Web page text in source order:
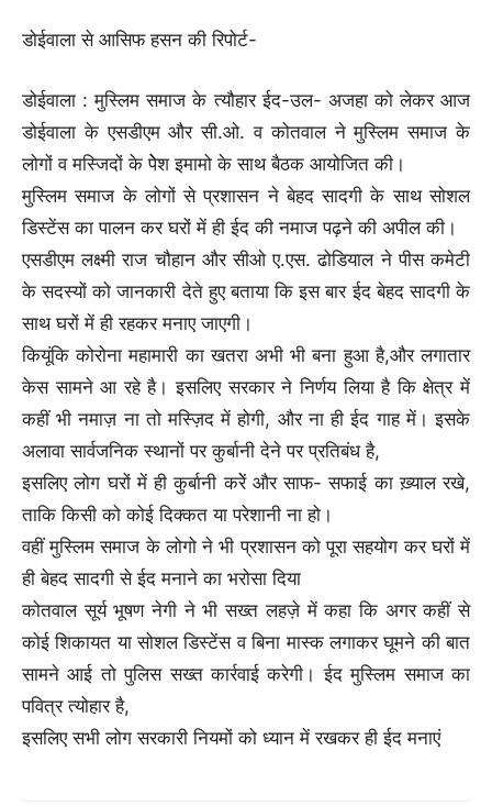
डोईवाला से आसिफ हसन की रिपोर्ट-
डोईवाला : मुस्लिम समाज के त्यौहार ईद-उल- अजहा को लेकर आज
डोईवाला के एसडीएम और सी.ओ. व कोतवाल ने मुस्लिम समाज के
लोगों व मस्जिदों के पेेेश इमामो के साथ बैठक आयोजित की।
मुस्लिम समाज के लोगों से प्रशासन ने बेहद सादगी के साथ सोशल
डिस्टेंस का पालन कर घरों में ही ईद की नमाज पढ़ने की अपील की।
एसडीएम लक्ष्मी राज चौहान और सीओ ए.एस. ढोडियाल ने पीस कमेटी
के सदस्यों को जानकारी देते हुए बताया कि इस बार ईद बेहद सादगी के
साथ घरों में ही रहकर मनाए जाएगी।
कियूंकि कोरोना महामारी का खतरा अभी भी बना हुआ है,और लगातार
केस सामने आ रहे है। इसलिए सरकार ने निर्णय लिया है कि क्षेत्र में
कहीं भी नमाज़ ना तो मस्ज़िद में होगी, और ना ही ईद गाह में। इसके
अलावा सार्वजनिक स्थानों पर कुर्बानी देने पर प्रतिबंध है,
इसलिए लोग घरों में ही कुर्बानी करेें और साफ- सफाई का ख़्याल रखे,
ताकि किसी को कोई दिक्कत या परेशानी ना हो।
वहीं मुस्लिम समाज के लोगो ने भी प्रशासन को पूरा सहयोग कर घरों में
ही बेहद सादगी से ईद मनाने का भरोसा दिया
कोतवाल सूर्य भूषण नेगी ने भी सख्त लहज़े में कहा कि अगर कहीं से
कोई शिकायत या सोशल डिस्टेंस व बिना मास्क लगाकर घूमने की बात
सामने आई तो पुलिस सख्त कार्रवाई करेगी। ईद मुस्लिम समाज का
पवित्र त्योहार है,
इसलिए सभी लोग सरकारी नियमों को ध्यान में रखकर ही ईद मनाएं